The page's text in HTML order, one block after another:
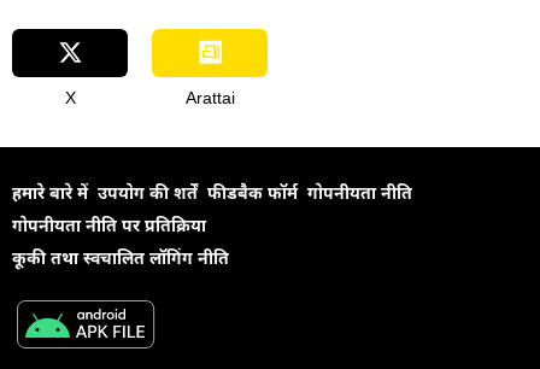
X Arattai
हमारे बारे में उपयोग की शर्तें फीडबैक फॉर्म गोपनीयता नीति
गोपनीयता नीति पर प्रतिक्रिया
कूकी तथा स्वचालित लॉगिंग नीति